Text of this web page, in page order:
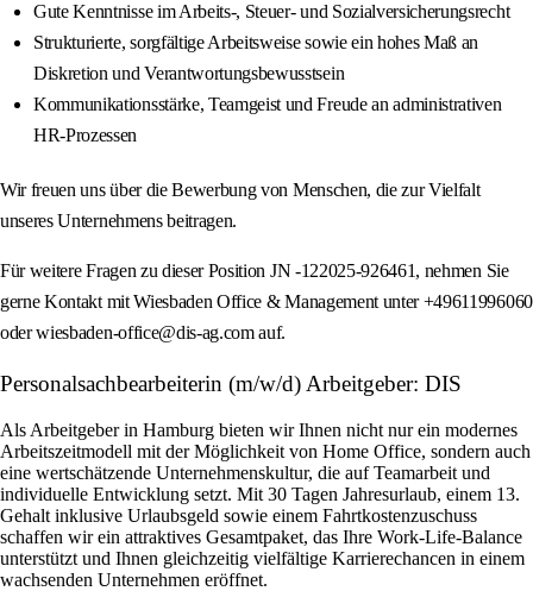
Gute Kenntnisse im Arbeits-, Steuer- und Sozialversicherungsrecht
Strukturierte, sorgfältige Arbeitsweise sowie ein hohes Maß an
Diskretion und Verantwortungsbewusstsein
Kommunikationsstärke, Teamgeist und Freude an administrativen
HR-Prozessen
Wir freuen uns über die Bewerbung von Menschen, die zur Vielfalt
unseres Unternehmens beitragen.
Für weitere Fragen zu dieser Position JN -122025-926461, nehmen Sie
gerne Kontakt mit Wiesbaden Office & Management unter +49611996060
oder wiesbaden-office@dis-ag.com auf.
Personalsachbearbeiterin (m/w/d) Arbeitgeber: DIS
Als Arbeitgeber in Hamburg bieten wir Ihnen nicht nur ein modernes
Arbeitszeitmodell mit der Möglichkeit von Home Office, sondern auch
eine wertschätzende Unternehmenskultur, die auf Teamarbeit und
individuelle Entwicklung setzt. Mit 30 Tagen Jahresurlaub, einem 13.
Gehalt inklusive Urlaubsgeld sowie einem Fahrtkostenzuschuss
schaffen wir ein attraktives Gesamtpaket, das Ihre Work-Life-Balance
unterstützt und Ihnen gleichzeitig vielfältige Karrierechancen in einem
wachsenden Unternehmen eröffnet.